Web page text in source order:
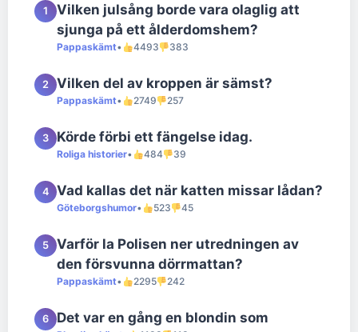
1
Vilken julsång borde vara olaglig att
sjunga på ett ålderdomshem?
Pappaskämt• 4493 383
2 Vilken del av kroppen är sämst?
Pappaskämt• 2749 257
3 Körde förbi ett fängelse idag.
Roliga historier• 484 39
4 Vad kallas det när katten missar lådan?
Göteborgshumor• 523 45
5
Varför la Polisen ner utredningen av
den försvunna dörrmattan?
Pappaskämt• 2295 242
6 Det var en gång en blondin som